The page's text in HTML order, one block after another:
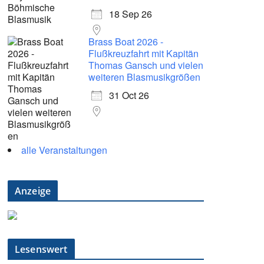
18 Sep 26
Brass Boat 2026 -
Flußkreuzfahrt mit Kapitän
Thomas Gansch und vielen
weiteren Blasmusikgrößen
31 Oct 26
alle Veranstaltungen
Anzeige
Lesenswert